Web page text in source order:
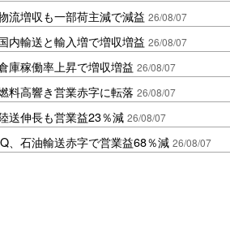
流増収も一部荷主減で減益 26/08/07
内輸送と輸入増で増収増益 26/08/07
庫稼働率上昇で増収増益 26/08/07
料高響き営業赤字に転落 26/08/07
送伸長も営業益23％減 26/08/07
、石油輸送赤字で営業益68％減 26/08/07